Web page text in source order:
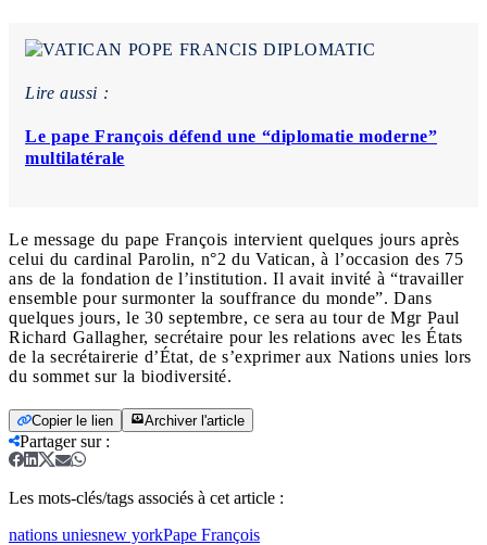
Lire aussi :
Le pape François défend une “diplomatie moderne”
multilatérale
Le message du pape François intervient quelques jours après
celui du cardinal Parolin, n°2 du Vatican, à l’occasion des 75
ans de la fondation de l’institution. Il avait invité à “travailler
ensemble pour surmonter la souffrance du monde”. Dans
quelques jours, le 30 septembre, ce sera au tour de Mgr Paul
Richard Gallagher, secrétaire pour les relations avec les États
de la secrétairerie d’État, de s’exprimer aux Nations unies lors
du sommet sur la biodiversité.
Copier le lien Archiver l'article
Partager sur:
Les mots-clés/tags associés à cet article :
nations uniesnew yorkPape François